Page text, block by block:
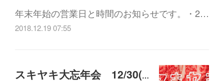
年末年始の営業日と時間のお知らせです。・2…
2018.12.19 07:55
スキヤキ大忘年会 12/30(日) 18:00-21:00